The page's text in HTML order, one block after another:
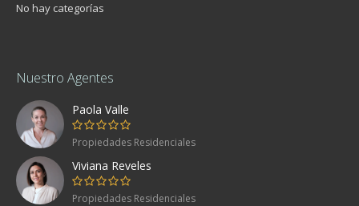
No hay categorías
Nuestro Agentes
Paola Valle
Propiedades Residenciales
Viviana Reveles
Propiedades Residenciales